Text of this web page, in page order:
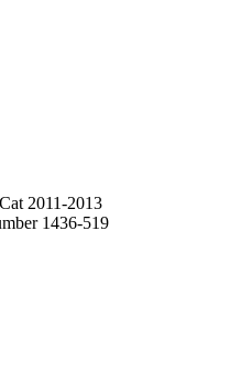
2011-2013
1436-519